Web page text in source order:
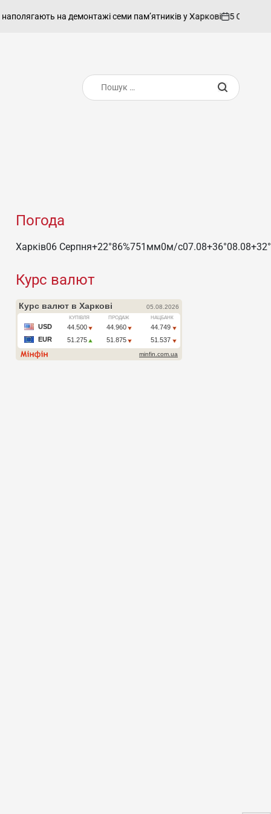
на демонтажі семи пам’ятників у Харкові
on
5 Серпня, 2026
Пошук:
Погода
Харків06 Серпня+22°86%751 мм0м/c07.08+36°08.08+32°
Курс валют